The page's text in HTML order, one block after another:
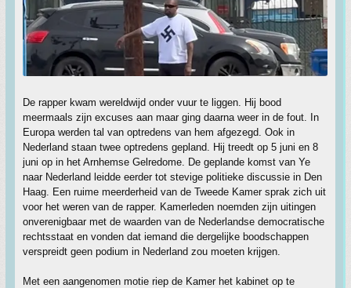
De rapper kwam wereldwijd onder vuur te liggen. Hij bood
meermaals zijn excuses aan maar ging daarna weer in de fout. In
Europa werden tal van optredens van hem afgezegd. Ook in
Nederland staan twee optredens gepland. Hij treedt op 5 juni en 8
juni op in het Arnhemse Gelredome. De geplande komst van Ye
naar Nederland leidde eerder tot stevige politieke discussie in Den
Haag. Een ruime meerderheid van de Tweede Kamer sprak zich uit
voor het weren van de rapper. Kamerleden noemden zijn uitingen
onverenigbaar met de waarden van de Nederlandse democratische
rechtsstaat en vonden dat iemand die dergelijke boodschappen
verspreidt geen podium in Nederland zou moeten krijgen.
Met een aangenomen motie riep de Kamer het kabinet op te